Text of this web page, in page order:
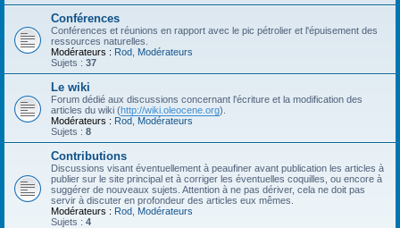
Conférences
Conférences et réunions en rapport avec le pic pétrolier et l'épuisement des
ressources naturelles.
Modérateurs : Rod Modérateurs
Sujets : 37
Le wiki
Forum dédié aux discussions concernant l'écriture et la modification des
articles du wiki (http://wiki.oleocene.org).
Modérateurs : Rod Modérateurs
Sujets : 8
Contributions
Discussions visant éventuellement à peaufiner avant publication les articles à
publier sur le site principal et à corriger les éventuelles coquilles, ou encore à
suggérer de nouveaux sujets. Attention à ne pas dériver, cela ne doit pas
servir à discuter en profondeur des articles eux mêmes.
Modérateurs : Rod Modérateurs
Sujets : 4